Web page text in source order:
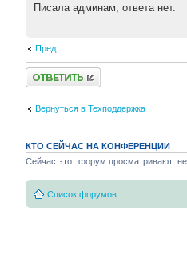
Писала админам, ответа нет.
Пред.
Ответить
Вернуться в Техподдержка
КТО СЕЙЧАС НА КОНФЕРЕНЦИИ
Сейчас этот форум просматривают:
Список форумов